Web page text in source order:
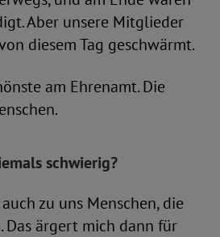
Aber unsere Mitglieder
diesem Tag geschwärmt.
am Ehrenamt. Die
schwierig?
zu uns Menschen, die
Das ärgert mich dann für